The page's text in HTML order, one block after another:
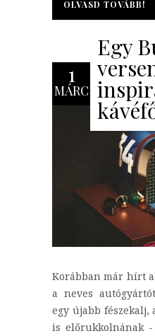
OLVASD TOVÁBB!
OLVASD TOVÁBB!
1
MÁRC
Egy
Korábban már hírt
a neves
egy újabb fészekalj,
is előrukkolnának -